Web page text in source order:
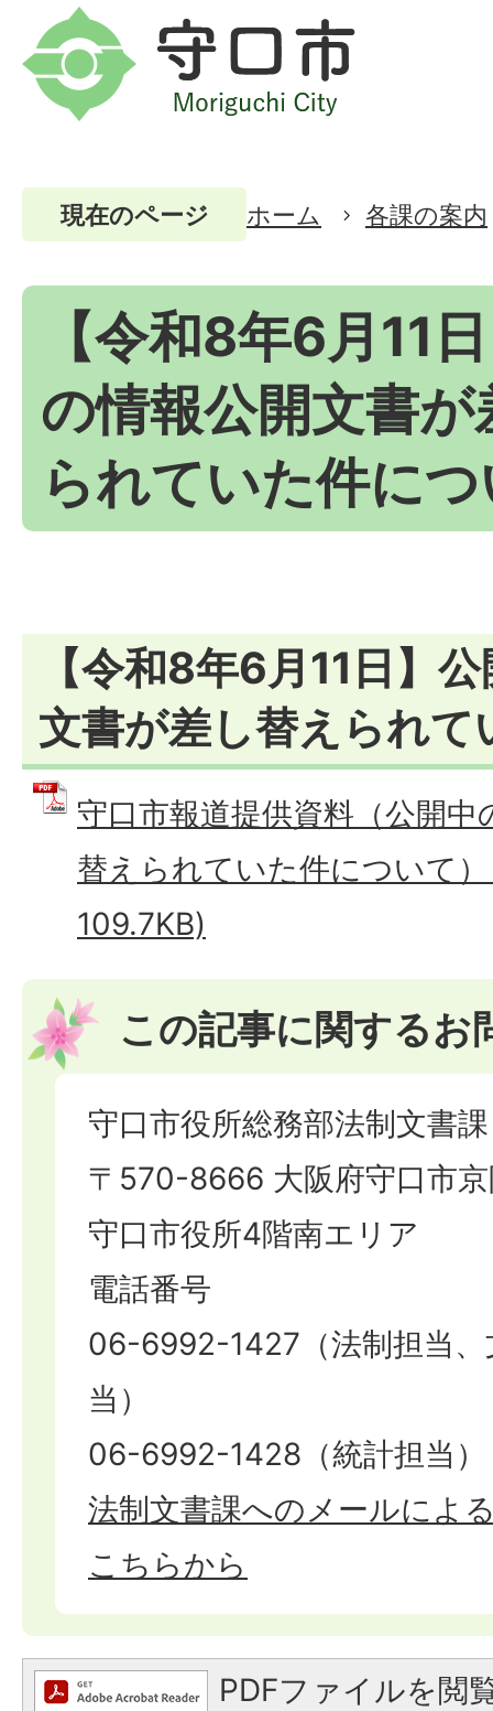
現在のページ ホーム 各課の案内
【令和8年6月11
の情報公開文書
られていた件に
【令和8年6月11日】
文書が差し替えられて
守口市報道提供資料（公開
替えられていた件について
109.7KB)
この記事に関するお
守口市役所総務部法制文書課
〒570-8666 大阪府守口市
守口市役所4階南エリア
電話番号
06-6992-1427（法制担当、
当）
06-6992-1428（統計担当）
法制文書課へのメールによ
こちらから
PDFファイルを閲